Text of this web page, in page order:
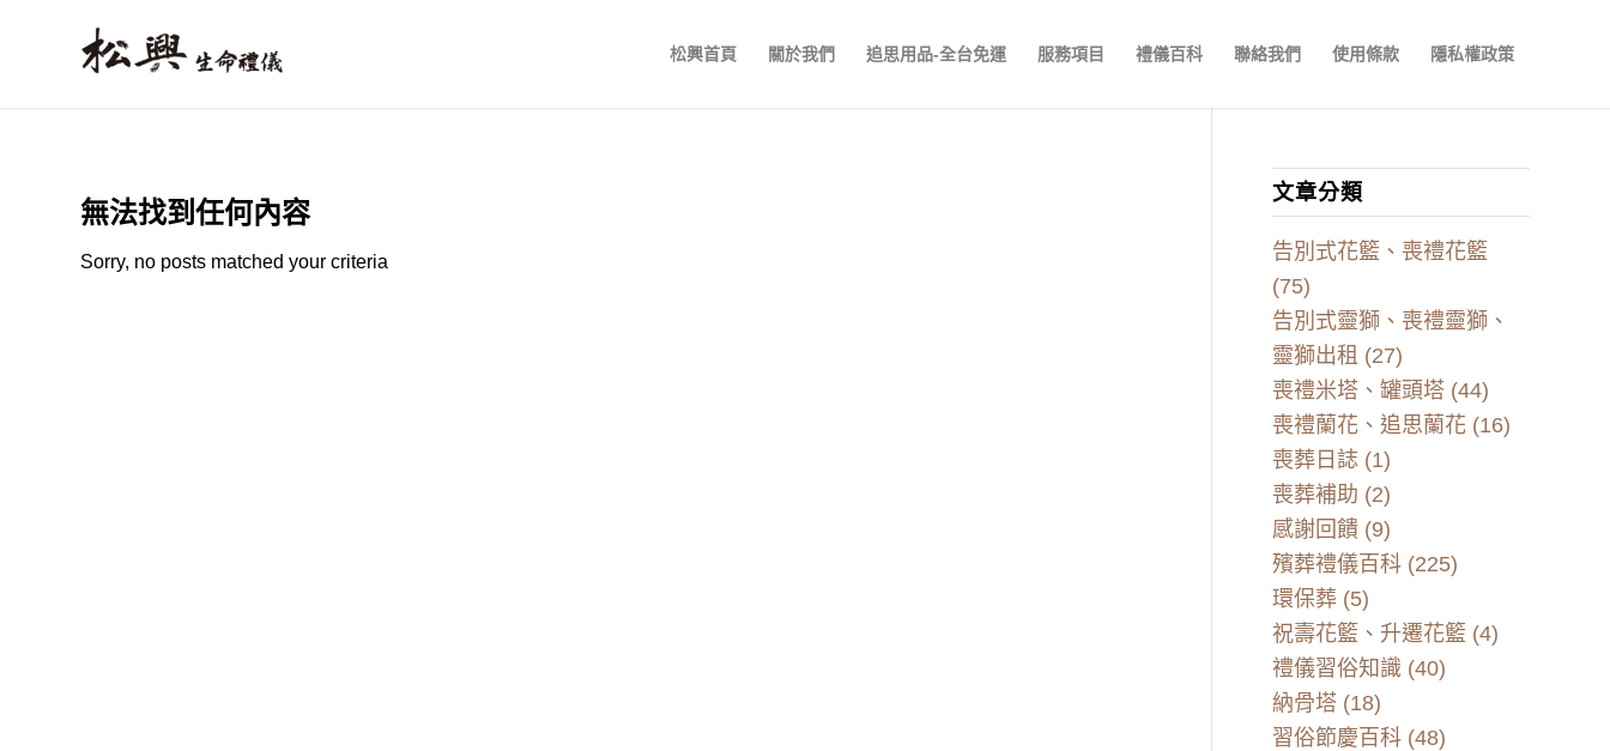
松興首頁 關於我們 追思用品-全台免運 服務項目 禮儀百科 聯絡我們 使用條款 隱私權政策
無法找到任何內容
Sorry, no posts matched your criteria
文章分類
告別式花籃、喪禮花籃
(75)
告別式靈獅、喪禮靈獅、
靈獅出租 (27)
喪禮米塔、罐頭塔 (44)
喪禮蘭花、追思蘭花(16)
喪葬日誌 (1)
喪葬補助 (2)
感謝回饋(9)
殯葬禮儀百科(225)
環保葬(5)
祝壽花籃、升遷花籃 (4)
禮儀習俗知識 (40)
納骨塔 (18)
習俗節慶百科(48)